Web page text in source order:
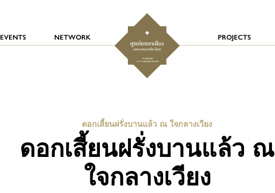
EVENTS NETWORK PROJECTS
ดอกเสี้ยนฝรั่งบานแล้ว ณ ใจกลางเวียง
ดอกเสี้ยนฝรั่งบานแล้ว ณ
ใจกลางเวียง